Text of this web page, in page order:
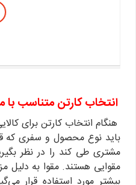
انتخاب کارتن متناسب با
هنگام انتخاب کارتن برای
باید نوع محصول و سفری که
مشتری طی کند را در نظر
مقوایی هستند. مقوا به دلیل
بیشتر مورد استفاده قرار